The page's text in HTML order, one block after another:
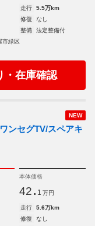
走行
5.5万km
修復
なし
整備
法定整備付
市緑区
・在庫確認
NEW
ンセグTV/スペアキ
本体価格
42. 1 万円
走行
5.6万km
修復
なし